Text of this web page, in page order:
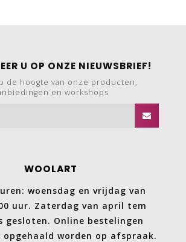
U OP ONZE NIEUWSBRIEF!
de hoogte van onze producten,
en workshops
WOOLART
woensdag en vrijdag van
uur. Zaterdag van april tem
gesloten. Online bestelingen
opgehaald worden op afspraak.